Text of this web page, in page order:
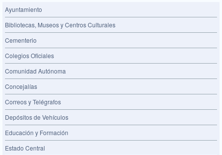
Ayuntamiento
Bibliotecas, Museos y Centros Culturales
Cementerio
Colegios Oficiales
Comunidad Autónoma
Concejalías
Correos y Telégrafos
Depósitos de Vehículos
Educación y Formación
Estado Central